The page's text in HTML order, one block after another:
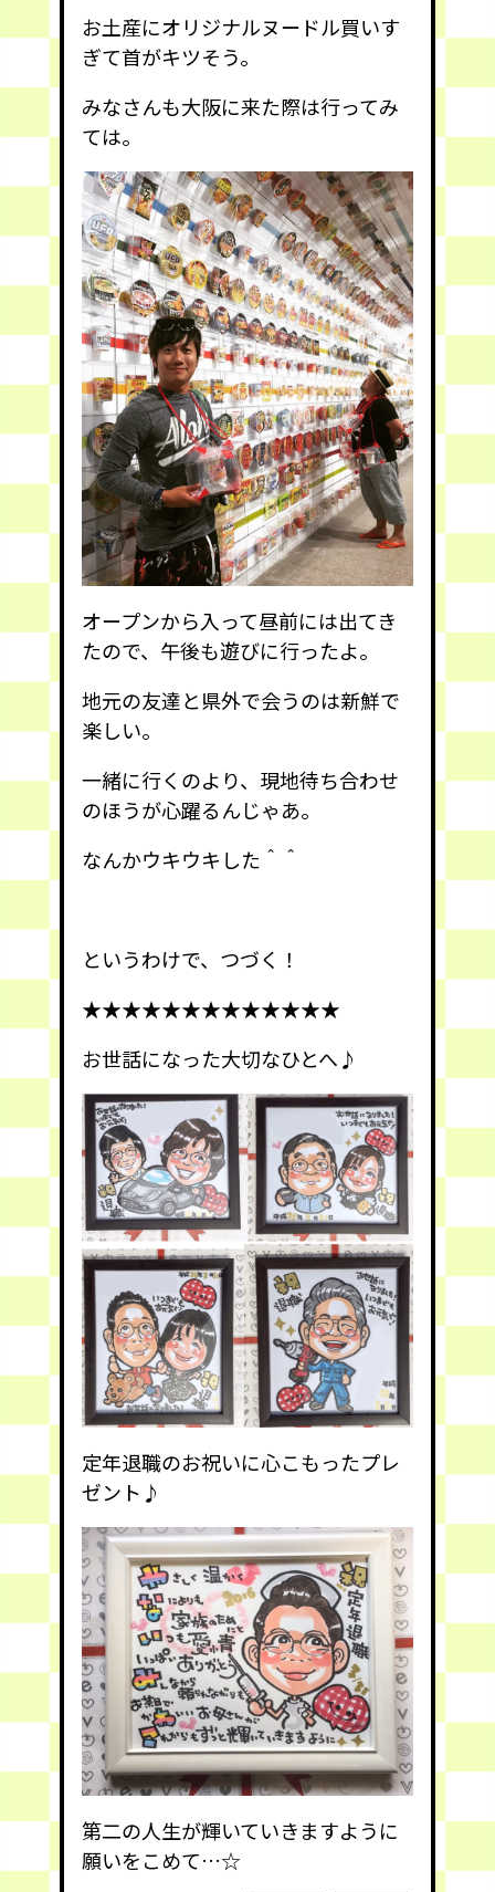
お土産にオリジナルヌードル買いす
ぎて首がキツそう。
みなさんも大阪に来た際は行ってみ
ては。
オープンから入って昼前には出てき
たので、午後も遊びに行ったよ。
地元の友達と県外で会うのは新鮮で
楽しい。
一緒に行くのより、現地待ち合わせ
のほうが心躍るんじゃあ。
なんかウキウキした＾＾
というわけで、つづく！
★★★★★★★★★★★★★
お世話になった大切なひとへ♪
定年退職のお祝いに心こもったプレ
ゼント♪
第二の人生が輝いていきますように
願いをこめて…☆